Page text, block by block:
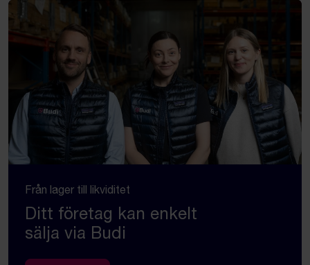
Från lager till likviditet
Ditt företag kan enkelt
sälja via Budi